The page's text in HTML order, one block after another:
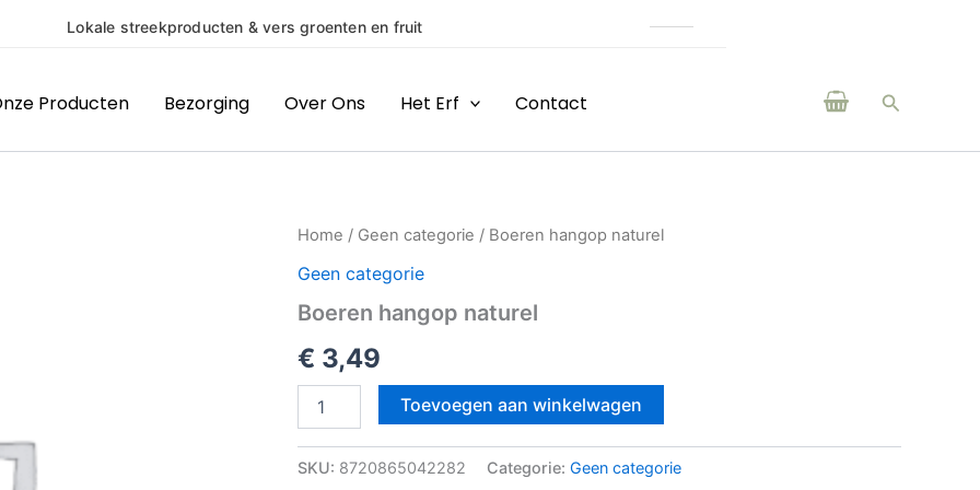
streekproducten & vers groenten en fruit (H)eerlijke producten van boeren en
Producten Bezorging Over Ons Het Erf Contact Zoeken
Home / Geen categorie / Boeren hangop naturel
Geen categorie
Boeren hangop naturel
€ 3,49
Boeren
naturel
Toevoegen aan winkelwagen
SKU: 8720865042282 Categorie: Geen categorie